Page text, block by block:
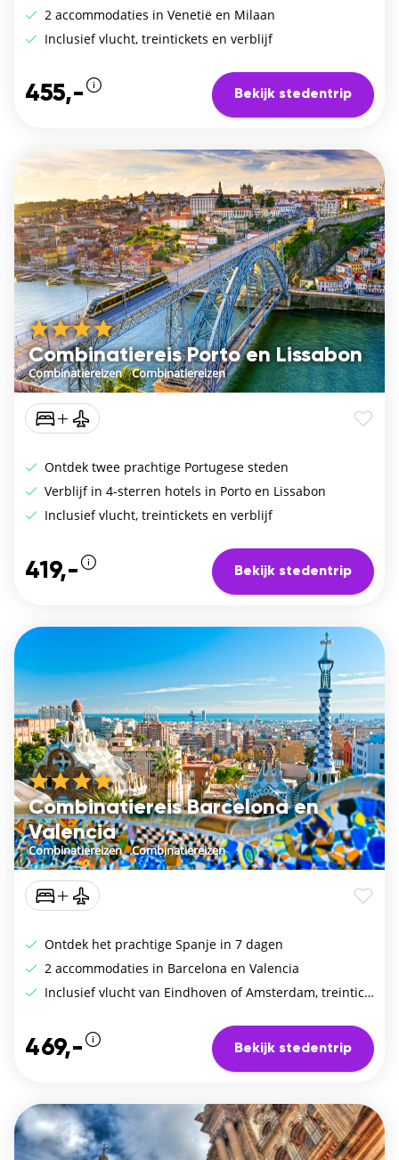
2 accommodaties in Venetië en Milaan
Inclusief vlucht, treintickets en verblijf
455,- Bekijk stedentrip
Combinatiereis Porto en Lissabon
Combinatiereizen/Combinatiereizen
Ontdek twee prachtige Portugese steden
Verblijf in 4-sterren hotels in Porto en Lissabon
Inclusief vlucht, treintickets en verblijf
419,- Bekijk stedentrip
Combinatiereis Barcelona en
Valencia
Combinatiereizen/Combinatiereizen
Ontdek het prachtige Spanje in 7 dagen
2 accommodaties in Barcelona en Valencia
Inclusief vlucht van Eindhoven of Amsterdam, treintickets en verblijf
469,- Bekijk stedentrip